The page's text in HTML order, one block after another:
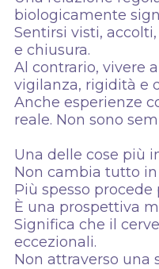
biologicamente
Sentirsi visti,
e chiusura.
Al contrario, vivere
vigilanza, rigidità e
Anche esperienze
reale. Non sono
Una delle cose più
Non cambia tutto
Più spesso
È una prospettiva
Significa che il
eccezionali.
Non attraverso una